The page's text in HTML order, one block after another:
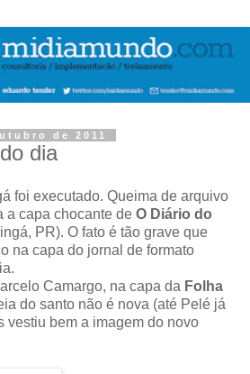
de 2011
dia
foi executado. Queima de arquivo
a capa chocante de O Diário do
PR). O fato é tão grave que
na capa do jornal de formato
Camargo, na capa da Folha
do santo não é nova (até Pelé já
vestiu bem a imagem do novo